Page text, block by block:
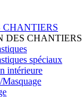
CHANTIERS
DES CHANTIERS
spéciaux
intérieure